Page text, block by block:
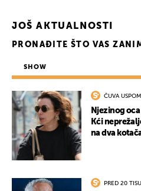
JOŠ AKTUALNOSTI
PRONAĐITE ŠTO VAS
SHOW
ČUVA
Njezinog
Kći
na dva
PRED 20